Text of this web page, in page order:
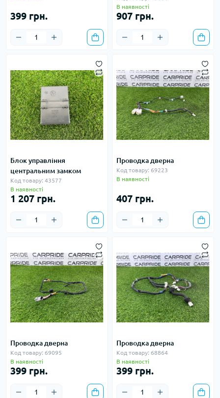
399 грн.
В наявності
907 грн.
Блок управління
центральним замком
Код товару: 43577
В наявності
1 207 грн.
Проводка дверна
Код товару: 69223
В наявності
407 грн.
Проводка дверна
Код товару: 69095
В наявності
399 грн.
Проводка дверна
Код товару: 68864
В наявності
399 грн.